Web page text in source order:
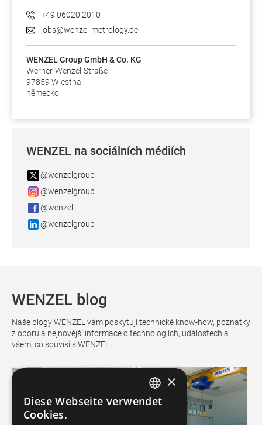
+49 06020 2010
jobs@wenzel-metrology.de
WENZEL Group GmbH & Co. KG
Werner-Wenzel-Straße
97859 Wiesthal
německo
WENZEL na sociálních médiích
@wenzelgroup
@wenzelgroup
@wenzel
@wenzelgroup
WENZEL blog
Naše blogy WENZEL vám poskytují technické know-how, poznatky
z oboru a nejnovější informace o technologiích, událostech a
všem, co souvisí s WENZEL.
GERMAN
×
Diese Webseite verwendet
Cookies.